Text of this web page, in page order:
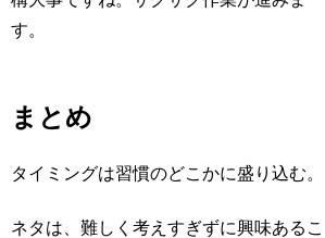
す。
まとめ
タイミングは習慣のどこかに盛り込む。
ネタは、難しく考えすぎずに興味あるこ